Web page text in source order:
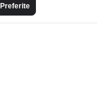
Preferite